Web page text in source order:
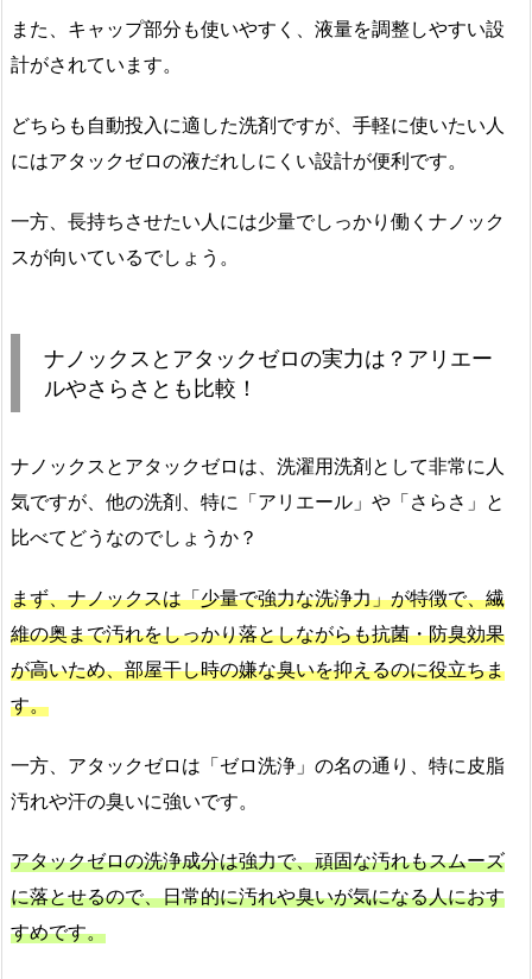
また、キャップ部分も使いやすく、液量を調整しやすい設
計がされています。
どちらも自動投入に適した洗剤ですが、手軽に使いたい人
にはアタックゼロの液だれしにくい設計が便利です。
一方、長持ちさせたい人には少量でしっかり働くナノック
スが向いているでしょう。
ナノックスとアタックゼロの実力は？アリエー
ルやさらさとも比較！
ナノックスとアタックゼロは、洗濯用洗剤として非常に人
気ですが、他の洗剤、特に「アリエール」や「さらさ」と
比べてどうなのでしょうか？
まず、ナノックスは「少量で強力な洗浄力」が特徴で、繊
維の奥まで汚れをしっかり落としながらも抗菌・防臭効果
が高いため、部屋干し時の嫌な臭いを抑えるのに役立ちま
す。
一方、アタックゼロは「ゼロ洗浄」の名の通り、特に皮脂
汚れや汗の臭いに強いです。
アタックゼロの洗浄成分は強力で、頑固な汚れもスムーズ
に落とせるので、日常的に汚れや臭いが気になる人におす
すめです。